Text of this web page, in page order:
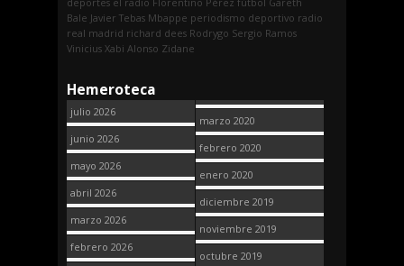
Bale Javier Tebas Mbappe periodismo deportivo radio
real madrid richard dees Rodrygo Sergio Ramos
Vinicius Xabi Alonso Zidane
Hemeroteca
julio 2026
junio 2026
mayo 2026
abril 2026
marzo 2026
febrero 2026
marzo 2020
febrero 2020
enero 2020
diciembre 2019
noviembre 2019
octubre 2019